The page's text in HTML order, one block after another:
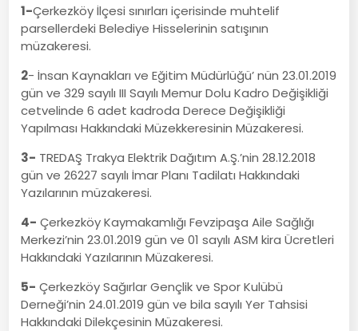
1-Çerkezköy İlçesi sınırları içerisinde muhtelif
parsellerdeki Belediye Hisselerinin satışının
müzakeresi.
2- İnsan Kaynakları ve Eğitim Müdürlüğü’ nün 23.01.2019
gün ve 329 sayılı III Sayılı Memur Dolu Kadro Değişikliği
cetvelinde 6 adet kadroda Derece Değişikliği
Yapılması Hakkındaki Müzekkeresinin Müzakeresi.
3- TREDAŞ Trakya Elektrik Dağıtım A.Ş.’nin 28.12.2018
gün ve 26227 sayılı İmar Planı Tadilatı Hakkındaki
Yazılarının müzakeresi.
4- Çerkezköy Kaymakamlığı Fevzipaşa Aile Sağlığı
Merkezi’nin 23.01.2019 gün ve 01 sayılı ASM kira Ücretleri
Hakkındaki Yazılarının Müzakeresi.
5- Çerkezköy Sağırlar Gençlik ve Spor Kulübü
Derneği’nin 24.01.2019 gün ve bila sayılı Yer Tahsisi
Hakkındaki Dilekçesinin Müzakeresi.